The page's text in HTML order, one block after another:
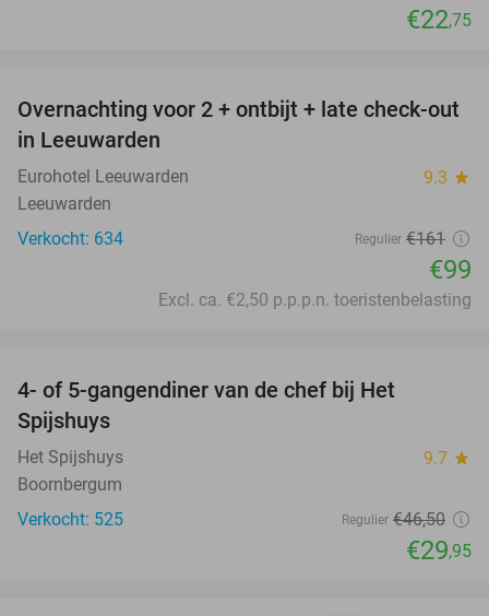
€22,75
39%
Overnachting voor 2 + ontbijt + late check-out
in Leeuwarden
Eurohotel Leeuwarden 9.3 star
Leeuwarden
Verkocht: 634
Regulier €161
€99
Excl. ca. €2,50 p.p.p.n. toeristenbelasting
4- of 5-gangendiner van de chef bij Het
Spijshuys
Het Spijshuys 9.7 star
Boornbergum
Verkocht: 525
Regulier €46,50
€29,95